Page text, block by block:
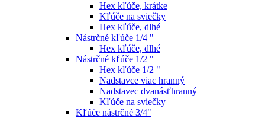
Hex kľúče, krátke
Kľúče na sviečky
Hex kľúče, dlhé
Nástrčné kľúče 1/4 "
Hex kľúče, dlhé
Nástrčné kľúče 1/2 "
Hex kľúče 1/2 "
Nadstavce viac hranný
Nadstavec dvanásťhranný
Kľúče na sviečky
Kľúče nástrčné 3/4"